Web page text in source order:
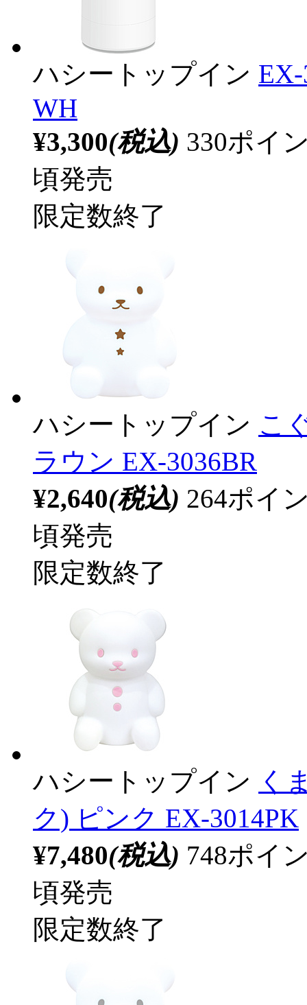
ハシートップイン
WH
¥3,300(税込) 330ポイ
頃発売
限定数終了
ハシートップイン こ
ラウン EX-3036BR
¥2,640(税込) 264ポイ
頃発売
限定数終了
ハシートップイン く
ク) ピンク EX-3014PK
¥7,480(税込) 748ポイ
頃発売
限定数終了